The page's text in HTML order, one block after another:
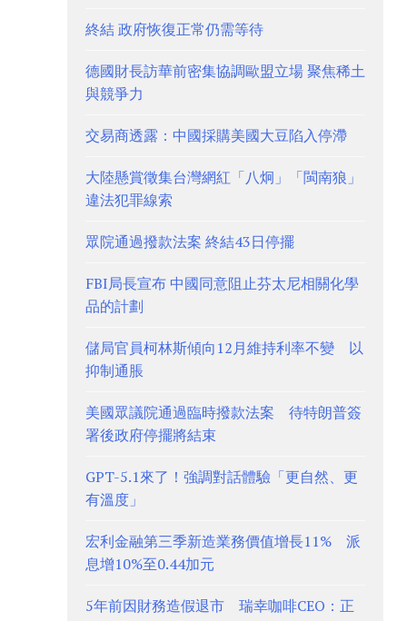
終結 政府恢復正常仍需等待
德國財長訪華前密集協調歐盟立場 聚焦稀土
與競爭力
交易商透露：中國採購美國大豆陷入停滯
大陸懸賞徵集台灣網紅「八炯」「閩南狼」
違法犯罪線索
眾院通過撥款法案 終結43日停擺
FBI局長宣布 中國同意阻止芬太尼相關化學
品的計劃
儲局官員柯林斯傾向12月維持利率不變 以
抑制通脹
美國眾議院通過臨時撥款法案 待特朗普簽
署後政府停擺將結束
GPT-5.1來了！強調對話體驗「更自然、更
有溫度」
宏利金融第三季新造業務價值增長11% 派
息增10%至0.44加元
5年前因財務造假退市 瑞幸咖啡CEO：正